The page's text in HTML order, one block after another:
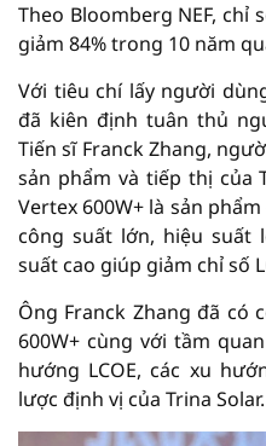
Theo Bloomberg NEF, chỉ
giảm 84% trong 10 năm
Với tiêu chí lấy người
đã kiên định tuân thủ
Tiến sĩ Franck Zhang,
sản phẩm và tiếp thị của
Vertex 600W+ là sản
công suất lớn, hiệu suất
suất cao giúp giảm chỉ số
Ông Franck Zhang đã
600W+ cùng với tầm
hướng LCOE, các xu
lược định vị của Trina Solar.